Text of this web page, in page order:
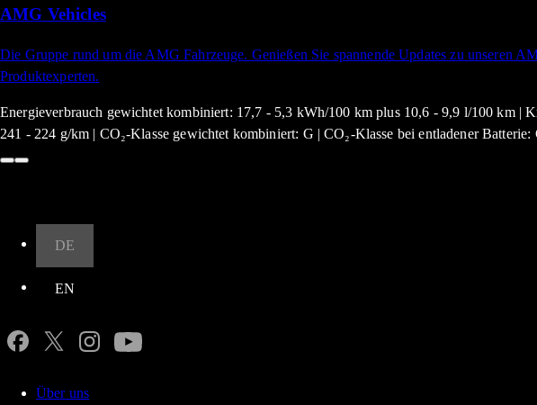
AMG Vehicles
Die Gruppe rund um die AMG Fahrzeuge. Genießen Sie spannende Updates zu unseren
Produktexperten.
Energieverbrauch gewichtet kombiniert: 17,7 - 5,3 kWh/100 km plus 10,6 - 9,9 l/100 km |
241 - 224 g/km | CO₂-Klasse gewichtet kombiniert: G | CO₂-Klasse bei entladener
DE
EN
Über uns